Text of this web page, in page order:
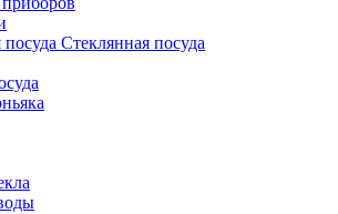
Стеклянная посуда